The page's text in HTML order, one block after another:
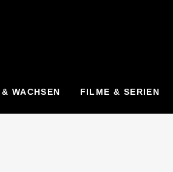
WACHSEN FILME & SERIEN